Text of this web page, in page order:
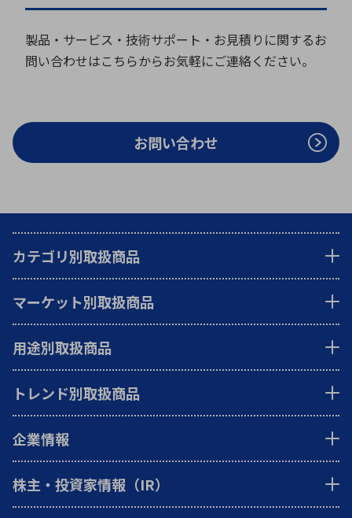
製品・サービス・技術サポート・お見積りに関するお
問い合わせはこちらからお気軽にご連絡ください。
お問い合わせ
カテゴリ別取扱商品
マーケット別取扱商品
用途別取扱商品
トレンド別取扱商品
企業情報
株主・投資家情報（IR）